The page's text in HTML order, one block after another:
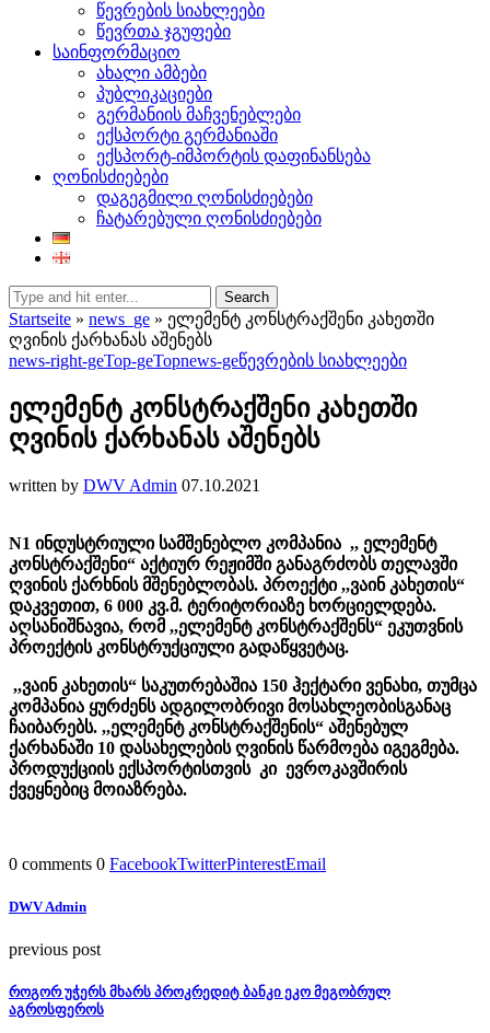
წევრების სიახლეები
წევრთა ჯგუფები
საინფორმაციო
ახალი ამბები
პუბლიკაციები
გერმანიის მაჩვენებლები
ექსპორტი გერმანიაში
ექსპორტ-იმპორტის დაფინანსება
ღონისძიებები
დაგეგმილი ღონისძიებები
ჩატარებული ღონისძიებები
Search
Startseite » news_ge » ელემენტ კონსტრაქშენი კახეთში
ღვინის ქარხანას აშენებს
news-right-geTop-geTopnews-geწევრების სიახლეები
ელემენტ კონსტრაქშენი კახეთში
ღვინის ქარხანას აშენებს
written by DWV Admin 07.10.2021
N1 ინდუსტრიული სამშენებლო კომპანია ,, ელემენტ
კონსტრაქშენი“ აქტიურ რეჟიმშიგანაგრძობსთელავში
ღვინის ქარხნისმშენებლობას. პროექტი ,,ვაინ კახეთის“
დაკვეთით, 6 000 კვ.მ. ტერიტორიაზე ხორციელდება.
აღსანიშნავია, რომ ,,ელემენტ კონსტრაქშენს“ ეკუთვნის
პროექტის კონსტრუქციულიგადაწყვეტაც.
,,ვაინ კახეთის“ საკუთრებაშია 150 ჰექტარი ვენახი, თუმცა
კომპანია ყურძენსადგილობრივიმოსახლეობისგანაც
ჩაიბარებს. ,,ელემენტ კონსტრაქშენის“ აშენებულ
ქარხანაში 10 დასახელებისღვინის წარმოება იგეგმება.
პროდუქციის ექსპორტისთვის კი ევროკავშირის
ქვეყნებიც მოიაზრება.
0 comments 0 FacebookTwitterPinterestEmail
DWV Admin
previous post
როგორ უჭერს მხარს პროკრედიტ ბანკი ეკო მეგობრულ
აგროსფეროს